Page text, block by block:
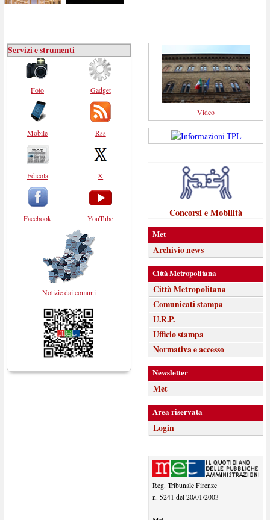
Servizi e strumenti
Foto
Mobile
Edicola
Facebook
Gadget
Rss
X
YouTube
Notizie dai comuni
Video
Concorsi e Mobilità
Met
Archivio news
Città Metropolitana
Città Metropolitana
Comunicati stampa
U.R.P.
Ufficio stampa
Normativa e accesso
Newsletter
Met
Area riservata
Login
Reg. Tribunale Firenze
n. 5241 del 20/01/2003